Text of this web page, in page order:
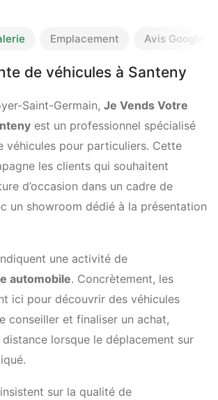
Emplacement Avis Google
de véhicules à Santeny
Saint-Germain, Je Vends Votre
est un professionnel spécialisé
véhicules pour particuliers. Cette
les clients qui souhaitent
d’occasion dans un cadre de
un showroom dédié à la présentation
une activité de
automobile. Concrètement, les
ici pour découvrir des véhicules
conseiller et finaliser un achat,
lorsque le déplacement sur
sur la qualité de